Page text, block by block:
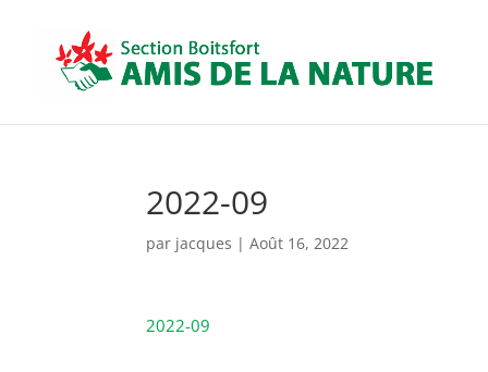
2022-09
par jacques |Août 16, 2022
2022-09